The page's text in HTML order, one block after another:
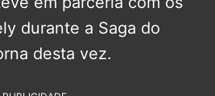
durante a Saga do
desta vez.